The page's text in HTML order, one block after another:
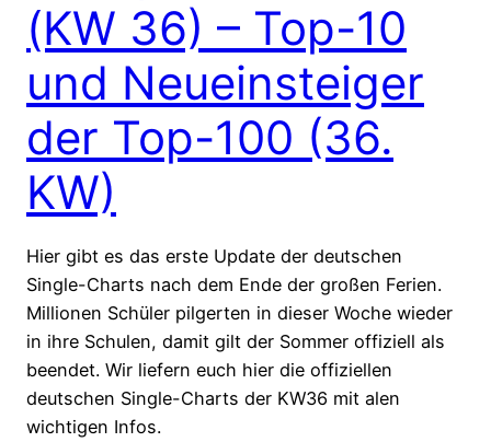
(KW 36) – Top-10
und Neueinsteiger
der Top-100 (36.
KW)
Hier gibt es das erste Update der deutschen
Single-Charts nach dem Ende der großen Ferien.
Millionen Schüler pilgerten in dieser Woche wieder
in ihre Schulen, damit gilt der Sommer offiziell als
beendet. Wir liefern euch hier die offiziellen
deutschen Single-Charts der KW36 mit alen
wichtigen Infos.